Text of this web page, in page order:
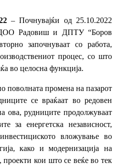
2– Почнувајќи од 25.10.2022
Радовиш и ДПТУ “Боров
започнуваaт со работа,
процес, со што
во целосна функција.
поволната промена на пазарот
се враќаат во редовен
ова, рудниците продолжуваат
за енергетска независност,
вложување во
како и модернизација на
кои што се веќе во тек